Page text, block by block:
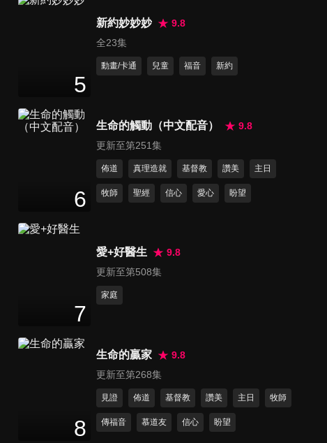
心的朋友、願主賜福保護你
谷、親愛主牽我手、祂藏我靈
15
第107集 讚美耶和華、我要盡
第108集 有福的確據、神極愛
世人、平安與你同行
14分鐘
第110集 主耶和華是我牧者、
13分鐘
5
新約妙妙妙
9.8
全23集
動畫/卡通 兒童 福音 新約
6
生命的觸動（中文配音）
9.8
更新至第251集
佈道 真理造就 基督教 讚美 主日
牧師 聖經 信心 愛心 盼望
7
愛+好醫生
9.8
更新至第508集
家庭
8
生命的贏家
9.8
更新至第268集
見證 佈道 基督教 讚美 主日 牧師
傳福音 慕道友 信心 盼望